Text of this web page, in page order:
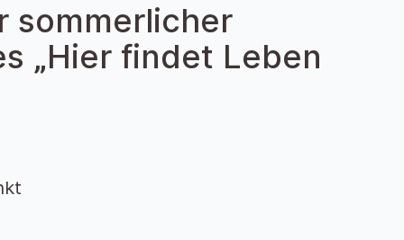
sommerlicher
„Hier findet Leben